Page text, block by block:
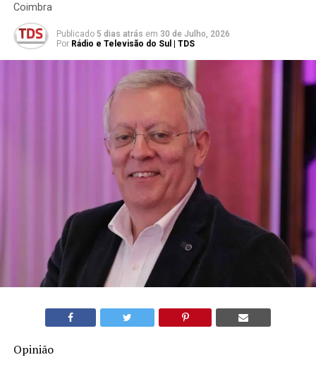
Coimbra
Publicado 5 dias atrás em 30 de Julho, 2026
Por Rádio e Televisão do Sul | TDS
Opinião